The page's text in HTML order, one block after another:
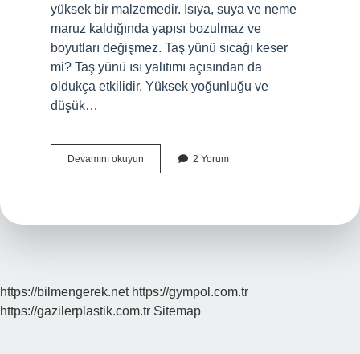
yüksek bir malzemedir. Isıya, suya ve neme
maruz kaldığında yapısı bozulmaz ve
boyutları değişmez. Taş yünü sıcağı keser
mi? Taş yünü ısı yalıtımı açısından da
oldukça etkilidir. Yüksek yoğunluğu ve
düşük…
Devamını okuyun
Yünü
2 Yorum
https://bilmengerek.net https://gympol.com.tr
https://gazilerplastik.com.tr Sitemap